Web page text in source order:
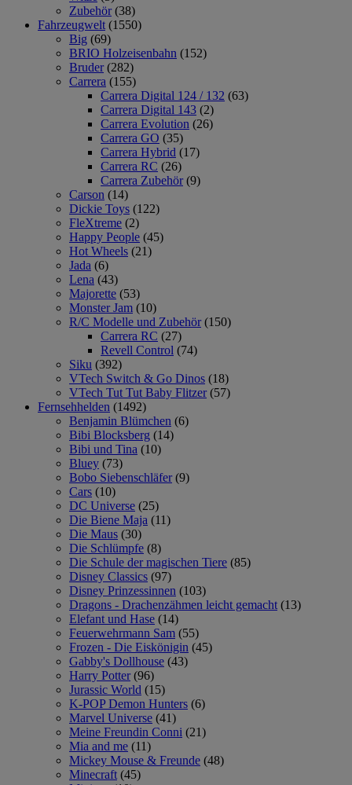
Zubehör (38)
Fahrzeugwelt (1550)
Big (69)
BRIO Holzeisenbahn (152)
Bruder (282)
Carrera (155)
Carrera Digital 124 / 132 (63)
Carrera Digital 143 (2)
Carrera Evolution (26)
Carrera GO (35)
Carrera Hybrid (17)
Carrera RC (26)
Carrera Zubehör (9)
Carson (14)
Dickie Toys (122)
FleXtreme (2)
Happy People (45)
Hot Wheels (21)
Jada (6)
Lena (43)
Majorette (53)
Monster Jam (10)
R/C Modelle und Zubehör (150)
Carrera RC (27)
Revell Control (74)
Siku (392)
VTech Switch & Go Dinos (18)
VTech Tut Tut Baby Flitzer (57)
Fernsehhelden (1492)
Benjamin Blümchen (6)
Bibi Blocksberg (14)
Bibi und Tina (10)
Bluey (73)
Bobo Siebenschläfer (9)
Cars (10)
DC Universe (25)
Die Biene Maja (11)
Die Maus (30)
Die Schlümpfe (8)
Die Schule der magischen Tiere (85)
Disney Classics (97)
Disney Prinzessinnen (103)
Dragons - Drachenzähmen leicht gemacht (13)
Elefant und Hase (14)
Feuerwehrmann Sam (55)
Frozen - Die Eiskönigin (45)
Gabby's Dollhouse (43)
Harry Potter (96)
Jurassic World (15)
K-POP Demon Hunters (6)
Marvel Universe (41)
Meine Freundin Conni (21)
Mia and me (11)
Mickey Mouse & Freunde (48)
Minecraft (45)